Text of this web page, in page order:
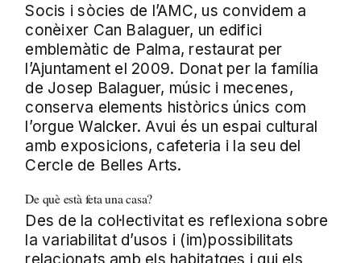
Socis i sòcies de l’AMC, us convidem a
conèixer Can Balaguer, un edifici
emblemàtic de Palma, restaurat per
l’Ajuntament el 2009. Donat per la família
de Josep Balaguer, músic i mecenes,
conserva elements històrics únics com
l’orgue Walcker. Avui és un espai cultural
amb exposicions, cafeteria i la seu del
Cercle de Belles Arts.
De què està feta una casa?
Des de la col·lectivitat es reflexiona sobre
la variabilitat d’usos i (im)possibilitats
relacionats amb els habitatges i qui els